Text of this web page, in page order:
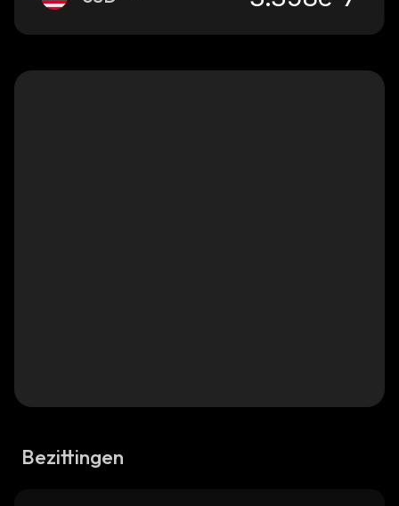
Bezittingen